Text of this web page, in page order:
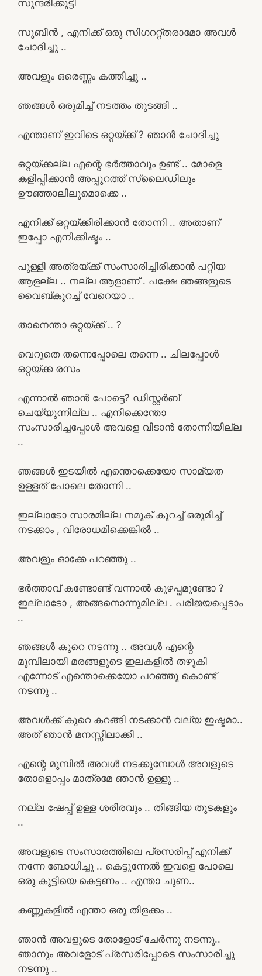
സുന്ദരിക്കുട്ടി
സുബിൻ , എനിക്ക് ഒരു സിഗററ്റ്തരാമോ അവൾ
ചോദിച്ചു ..
അവളും ഒരെണ്ണം കത്തിച്ചു ..
ഞങ്ങൾ ഒരുമിച്ച് നടത്തം തുടങ്ങി ..
എന്താണ് ഇവിടെ ഒറ്റയ്ക്ക് ? ഞാൻ ചോദിച്ചു
ഒറ്റയ്ക്കല്ല എന്റെ ഭർത്താവും ഉണ്ട് .. മോളെ
കളിപ്പിക്കാൻ അപ്പുറത്ത് സ്ലൈഡിലും
ഊഞ്ഞാലിലുമൊക്കെ ..
എനിക്ക് ഒറ്റയ്ക്കിരിക്കാൻ തോന്നി .. അതാണ്
ഇപ്പോ എനിക്കിഷ്ടം ..
പുള്ളി അത്രയ്ക്ക് സംസാരിച്ചിരിക്കാൻ പറ്റിയ
ആളല്ല .. നല്ല ആളാണ് . പക്ഷേ ഞങ്ങളുടെ
വൈബ്കുറച്ച് വേറെയാ ..
താനെന്താ ഒറ്റയ്ക്ക് .. ?
വെറുതെ തന്നെപ്പോലെ തന്നെ .. ചിലപ്പോൾ
ഒറ്റയ്ക്ക രസം
എന്നാൽ ഞാൻ പോട്ടെ? ഡിസ്റ്റർബ്
ചെയ്യുന്നില്ല .. എനിക്കെന്തോ
സംസാരിച്ചപ്പോൾ അവളെ വിടാൻ തോന്നിയില്ല
..
ഞങ്ങൾ ഇടയിൽ എന്തൊക്കെയോ സാമ്യത
ഉള്ളത് പോലെ തോന്നി ..
ഇല്ലാടോ സാരമില്ല നമുക് കുറച്ച് ഒരുമിച്ച്
നടക്കാം , വിരോധമിക്കെങ്കിൽ ..
അവളും ഓക്കേ പറഞ്ഞു ..
ഭർത്താവ് കണ്ടോണ്ട് വന്നാൽ കുഴപ്പമുണ്ടോ ?
ഇല്ലാടോ , അങ്ങനൊന്നുമില്ല . പരിജയപ്പെടാം
..
ഞങ്ങൾ കുറെ നടന്നു .. അവൾ എന്റെ
മുമ്പിലായി മരങ്ങളുടെ ഇലകളിൽ തഴുകി
എന്നോട് എന്തൊക്കെയോ പറഞ്ഞു കൊണ്ട്
നടന്നു ..
അവൾക്ക് കുറെ കറങ്ങി നടക്കാൻ വല്യ ഇഷ്ടമാ..
അത് ഞാൻ മനസ്സിലാക്കി ..
എന്റെ മുമ്പിൽ അവൾ നടക്കുമ്പോൾ അവളുടെ
തോളൊപ്പം മാത്രമേ ഞാൻ ഉള്ളു ..
നല്ല ഷേപ്പ് ഉള്ള ശരീരവും .. തിങ്ങിയ തുടകളും
..
അവളുടെ സംസാരത്തിലെ പ്രസരിപ്പ് എനിക്ക്
നന്നേ ബോധിച്ചു .. കെട്ടുന്നേൽ ഇവളെ പോലെ
ഒരു കുട്ടിയെ കെട്ടണം .. എന്താ ചുണ..
കണ്ണുകളിൽ എന്താ ഒരു തിളക്കം ..
ഞാൻ അവളുടെ തോളോട് ചേർന്നു നടന്നു..
ഞാനും അവളോട് പ്രസരിപ്പോടെ സംസാരിച്ചു
നടന്നു ..